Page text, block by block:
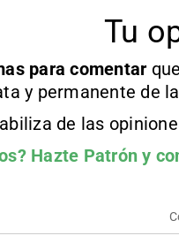
Tu
para comentar
y permanente de
de las
Hazte Patrón y